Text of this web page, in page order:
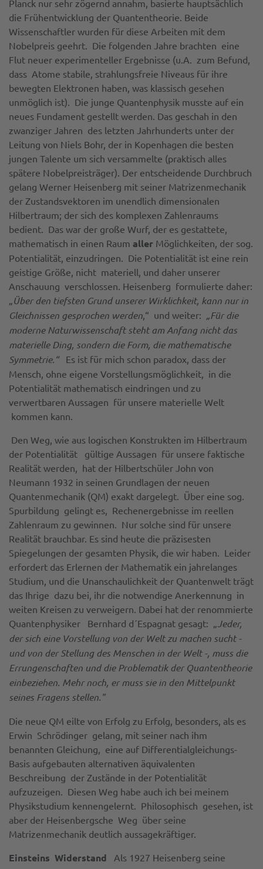
Planck nur sehr zögernd annahm, basierte hauptsächlich
die Frühentwicklung der Quantentheorie. Beide
Wissenschaftler wurden für diese Arbeiten mit dem
Nobelpreis geehrt. Die folgenden Jahre brachten eine
Flut neuer experimenteller Ergebnisse (u.A. zum Befund,
dass Atome stabile, strahlungsfreie Niveaus für ihre
bewegten Elektronen haben, was klassisch gesehen
unmöglich ist). Die junge Quantenphysik musste auf ein
neues Fundament gestellt werden. Das geschah in den
zwanziger Jahren des letzten Jahrhunderts unter der
Leitung von Niels Bohr, der in Kopenhagen die besten
jungen Talente um sich versammelte (praktisch alles
spätere Nobelpreisträger). Der entscheidende Durchbruch
gelang Werner Heisenberg mit seiner Matrizenmechanik
der Zustandsvektoren im unendlich dimensionalen
Hilbertraum; der sich des komplexen Zahlenraums
bedient. Das war der große Wurf, der es gestattete,
mathematisch in einen Raum aller Möglichkeiten, der sog.
Potentialität, einzudringen. Die Potentialität ist eine rein
geistige Größe, nicht materiell, und daher unserer
Anschauung verschlossen. Heisenberg formulierte daher:
Über den tiefsten Grund unserer Wirklichkeit, kann nur in
Gleichnissen gesprochen werden ,“ und weiter: „Für die
moderne Naturwissenschaft steht am Anfang nicht das
materielle Ding, sondern die Form, die mathematische
Symmetrie.“Es ist für mich schon paradox, dass der
Mensch, ohne eigene Vorstellungsmöglichkeit, in die
Potentialität mathematisch eindringen und zu
verwertbaren Aussagen für unsere materielle Welt
kommen kann.
Den Weg, wie aus logischen Konstrukten im Hilbertraum
der Potentialität gültige Aussagen für unsere faktische
Realität werden, hat der Hilbertschüler John von
Neumann 1932 in seinen Grundlagen der neuen
Quantenmechanik (QM) exakt dargelegt. Über eine sog.
Spurbildung gelingt es, Rechenergebnisse im reellen
Zahlenraum zu gewinnen. Nur solche sind für unsere
Realität brauchbar. Es sind heute die präzisesten
Spiegelungen der gesamten Physik, die wir haben. Leider
erfordert das Erlernen der Mathematik ein jahrelanges
Studium, und die Unanschaulichkeit der Quantenwelt trägt
das Ihrige dazu bei, ihr die notwendige Anerkennung in
weiten Kreisen zu verweigern. Dabei hat der renommierte
Quantenphysiker Bernhard d´Espagnat gesagt: „ Jeder,
der sich eine Vorstellung von der Welt zu machen sucht -
und von derStellung des Menschen in der Welt -, muss die
Errungenschaften und die Problematik der Quantentheorie
einbeziehen. Mehr noch, er muss sie in den Mittelpunkt
seines Fragens stellen."
Die neue QM eilte von Erfolg zu Erfolg, besonders, als es
Erwin Schrödinger gelang, mit seiner nach ihm
benannten Gleichung, eine auf Differentialgleichungs-
Basis aufgebauten alternativen äquivalenten
Beschreibung der Zustände in der Potentialität
aufzuzeigen. Diesen Weg habe auch ich bei meinem
Physikstudium kennengelernt. Philosophisch gesehen, ist
aber der Heisenbergsche Weg über seine
Matrizenmechanik deutlich aussagekräftiger.
Einsteins Widerstand Als 1927 Heisenberg seine